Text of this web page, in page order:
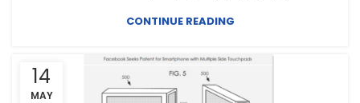
CONTINUE READING
14
MAY